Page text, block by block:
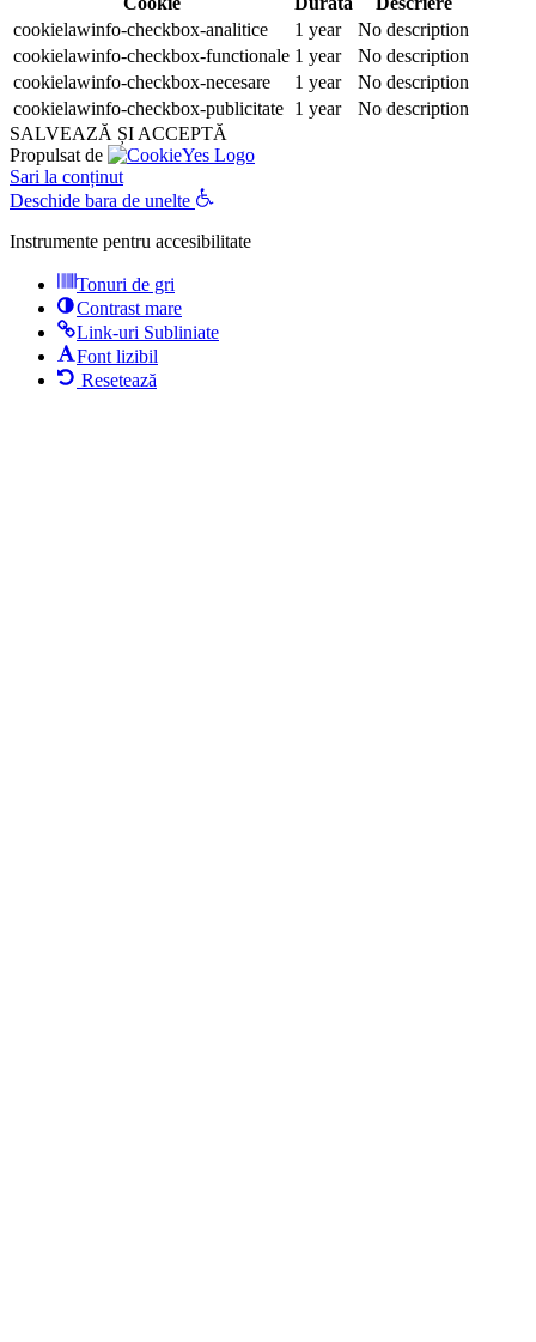
cookielawinfo-checkbox-analitice
1 year
No description
cookielawinfo-checkbox-functionale 1 year
No description
cookielawinfo-checkbox-necesare
1 year
No description
cookielawinfo-checkbox-publicitate 1 year
No description
SALVEAZĂ ȘI ACCEPTĂ
Propulsat de
Sari la conținut
Deschide bara de unelte
Instrumente pentru accesibilitate
Tonuri de gri
Contrast mare
Link-uri Subliniate
Font lizibil
Resetează